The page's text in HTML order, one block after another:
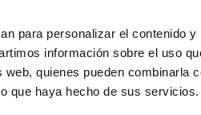
para personalizar el contenido
información sobre el uso
quienes pueden combinarla
que haya hecho de sus servicios.
en medio. Instalado con un riel
que solemos salir fuera.